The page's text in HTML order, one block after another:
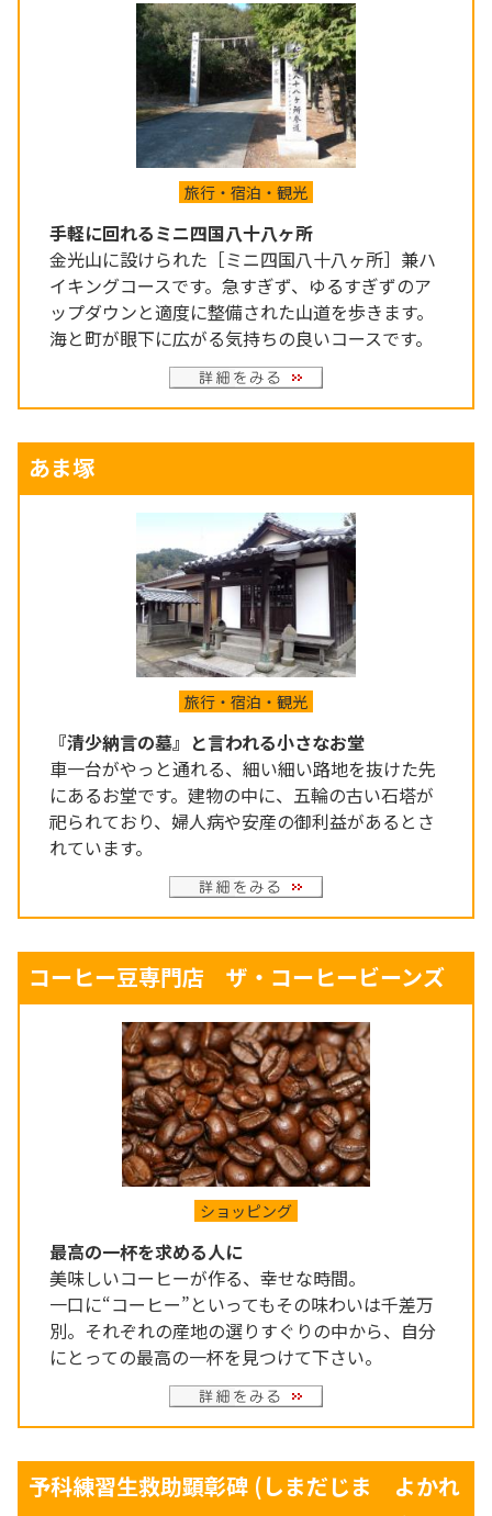
旅行・宿泊・観光
手軽に回れるミニ四国八十八ヶ所
金光山に設けられた［ミニ四国八十八ヶ所］兼ハ
イキングコースです。急すぎず、ゆるすぎずのア
ップダウンと適度に整備された山道を歩きます。
海と町が眼下に広がる気持ちの良いコースです。
あま塚
旅行・宿泊・観光
『清少納言の墓』と言われる小さなお堂
車一台がやっと通れる、細い細い路地を抜けた先
にあるお堂です。建物の中に、五輪の古い石塔が
祀られており、婦人病や安産の御利益があるとさ
れています。
コーヒー豆専門店 ザ・コーヒービーンズ
ショッピング
最高の一杯を求める人に
美味しいコーヒーが作る、幸せな時間。
一口に“コーヒー”といってもその味わいは千差万
別。それぞれの産地の選りすぐりの中から、自分
にとっての最高の一杯を見つけて下さい。
予科練習生救助顕彰碑 (しまだじま よかれ